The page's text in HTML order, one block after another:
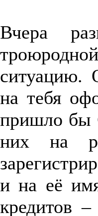
Вчера
ситуацию.
на тебя
пришло бы
них на
и на её
кредитов